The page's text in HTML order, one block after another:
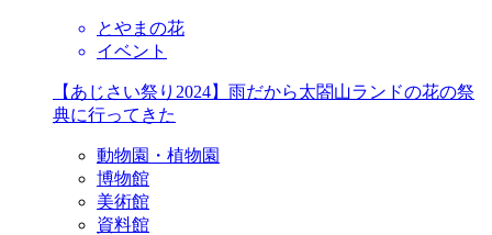
とやまの花
イベント
【あじさい祭り2024】雨だから太閤山ランドの花の祭
典に行ってきた
動物園・植物園
博物館
美術館
資料館